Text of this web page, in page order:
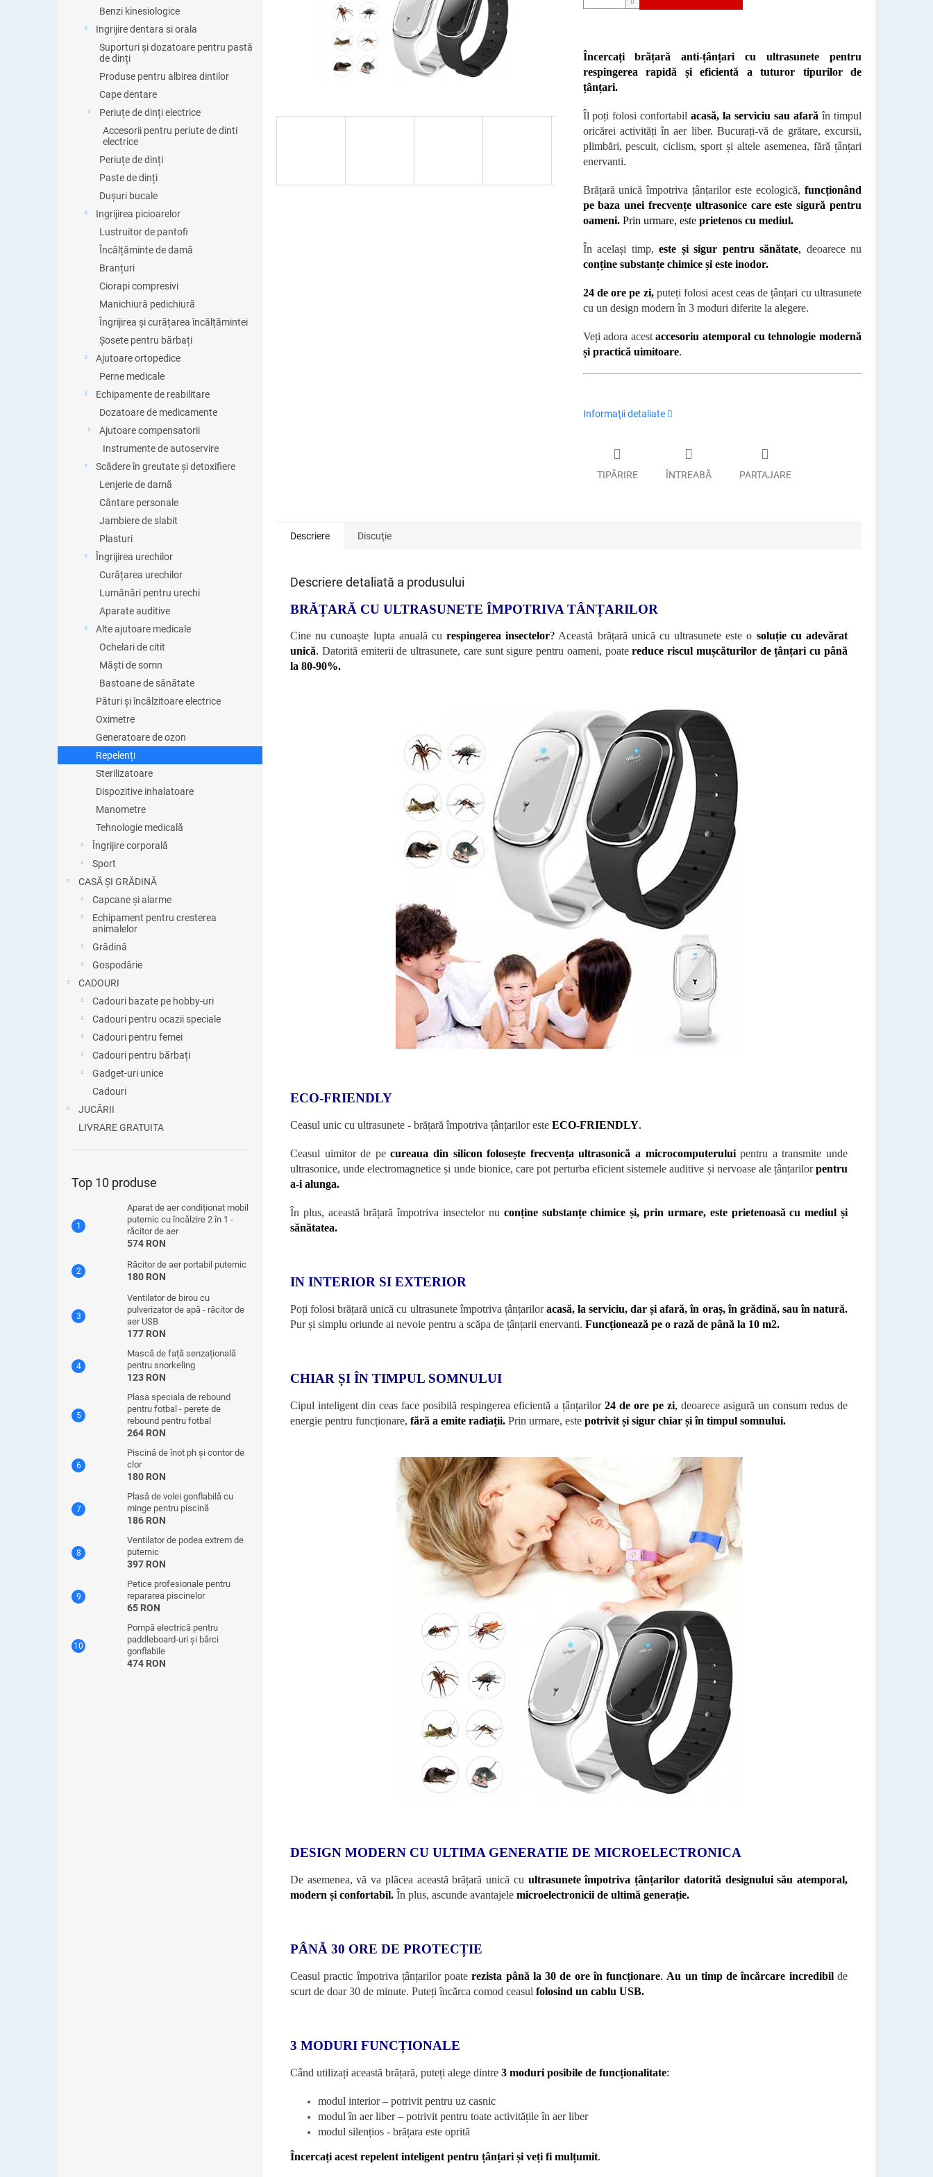
Benzi kinesiologice
Ingrijire dentara si orala
Suporturi și dozatoare pentru pastă
de dinți
Produse pentru albirea dintilor
Cape dentare
Periuțe de dinți electrice
Accesorii pentru periute de dinti
electrice
Periuțe de dinți
Paste de dinți
Dușuri bucale
Ingrijirea picioarelor
Lustruitor de pantofi
Încălțăminte de damă
Branțuri
Ciorapi compresivi
Manichiură pedichiură
Îngrijirea și curățarea încălțămintei
Șosete pentru bărbați
Ajutoare ortopedice
Perne medicale
Echipamente de reabilitare
Dozatoare de medicamente
Ajutoare compensatorii
Instrumente de autoservire
Scădere în greutate și detoxifiere
Lenjerie de damă
Cântare personale
Jambiere de slabit
Plasturi
Îngrijirea urechilor
Curățarea urechilor
Lumânări pentru urechi
Aparate auditive
Alte ajutoare medicale
Ochelari de citit
Măști de somn
Bastoane de sănătate
Pături și încălzitoare electrice
Oximetre
Generatoare de ozon
Repelenți
Sterilizatoare
Dispozitive inhalatoare
Manometre
Tehnologie medicală
Îngrijire corporală
Sport
CASĂ ȘI GRĂDINĂ
Capcane și alarme
Echipament pentru cresterea
animalelor
Grădină
Gospodărie
CADOURI
Cadouri bazate pe hobby-uri
Cadouri pentru ocazii speciale
Cadouri pentru femei
Cadouri pentru bărbați
Gadget-uri unice
Cadouri
JUCĂRII
LIVRARE GRATUITA
Top 10 produse
Aparat de aer condiționat mobil
puternic cu încălzire 2 în 1 -
răcitor de aer
574 RON
Răcitor de aer portabil puternic
180 RON
Ventilator de birou cu
pulverizator de apă - răcitor de
aer USB
177 RON
Mască de față senzațională
pentru snorkeling
123 RON
Plasa speciala de rebound
pentru fotbal - perete de
rebound pentru fotbal
264 RON
Piscină de înot ph și contor de
clor
180 RON
Plasă de volei gonflabilă cu
minge pentru piscină
186 RON
Ventilator de podea extrem de
puternic
397 RON
Petice profesionale pentru
repararea piscinelor
65 RON
Pompă electrică pentru
paddleboard-uri și bărci
gonflabile
474 RON
Încercați brățară anti-țânțari cu ultrasunete pentru
respingerea rapidă și eficientă a tuturor tipurilor de
țânțari.
Îl poți folosi confortabilacasă, la serviciu sau afară în timpul
oricărei activități în aer liber. Bucurați-vă de grătare, excursii,
plimbări, pescuit, ciclism, sport și altele asemenea, fără țânțari
enervanti.
Brățară unică împotriva țânțarilor este ecologică, funcționând
pe baza unei frecvențe ultrasonice care este sigură pentru
oameni. Prin urmare, este prietenos cu mediul.
În același timp, este și sigur pentru sănătate, deoarece nu
conține substanțe chimice și este inodor.
24 de ore pe zi,puteți folosi acest ceas de țânțari cu ultrasunete
cu un design modern în 3 moduri diferite la alegere.
Veți adora acestaccesoriu atemporal cu tehnologie modernă
și practică uimitoare.
Informaţii detaliate
TIPĂRIRE ÎNTREABĂ PARTAJARE
Descriere Discuţie
Descriere detaliată a produsului
BRĂȚARĂ CU ULTRASUNETE ÎMPOTRIVA TÂNȚARILOR
Cine nu cunoaște lupta anuală curespingerea insectelor? Această brățară unică cu ultrasunete este o soluție cu adevărat
unică. Datorită emiterii de ultrasunete, care sunt sigure pentru oameni, poatereduce riscul mușcăturilor de țânțari cu până
la 80-90%.
ECO-FRIENDLY
Ceasul unic cu ultrasunete - brățară împotriva țânțarilor este ECO-FRIENDLY.
Ceasul uimitor de pecureaua din silicon folosește frecvența ultrasonică a microcomputeruluipentru a transmite unde
ultrasonice, unde electromagnetice și unde bionice, care pot perturba eficient sistemele auditive și nervoase ale țânțarilorpentru
a-i alunga.
În plus, această brățară împotriva insectelor nu conține substanțe chimice și, prin urmare, este prietenoasă cu mediul și
sănătatea.
IN INTERIOR SI EXTERIOR
Poți folosi brățară unică cu ultrasunete împotriva țânțariloracasă, la serviciu, dar și afară, în oraș, în grădină, sau în natură.
Pur și simplu oriunde ai nevoie pentru a scăpa de țânțarii enervanti. Funcționează pe o rază de până la 10 m2.
CHIAR ȘI ÎN TIMPUL SOMNULUI
Cipul inteligent din ceas face posibilă respingerea eficientă a țânțarilor 24 de ore pe zi, deoarece asigură un consum redus de
energie pentru funcționare, fără a emite radiații. Prin urmare, este potrivit și sigur chiar și în timpul somnului.
DESIGN MODERN CU ULTIMA GENERATIE DE MICROELECTRONICA
De asemenea, vă va plăcea această brățară unică cu ultrasunete împotriva țânțarilor datorită designului său atemporal,
modern și confortabil. În plus, ascunde avantajele microelectronicii de ultimă generație.
PÂNĂ 30 ORE DE PROTECȚIE
Ceasul practic împotriva țânțarilor poaterezista până la 30 de ore în funcționare. Au un timp de încărcare incredibilde
scurt de doar 30 de minute. Puteți încărca comod ceasul folosind un cablu USB.
3 MODURI FUNCȚIONALE
Când utilizați această brățară, puteți alege dintre 3 moduri posibile de funcționalitate:
modul interior – potrivit pentru uz casnic
modul în aer liber – potrivit pentru toate activitățile în aer liber
modul silențios - brățara este oprită
Încercați acest repelent inteligent pentru țânțari și veți fi mulțumit.